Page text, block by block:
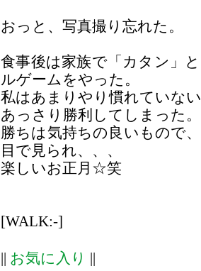
おっと、写真撮り忘れた。
食事後は家族で「カタン」
ルゲームをやった。
私はあまりやり慣れていな
あっさり勝利してしまった。
勝ちは気持ちの良いもので
目で見られ、、、
楽しいお正月☆笑
[WALK:-]
|| お気に入り ||